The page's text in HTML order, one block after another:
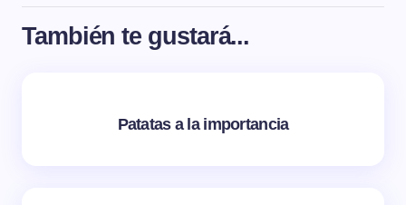
También te gustará...
Patatas a la importancia